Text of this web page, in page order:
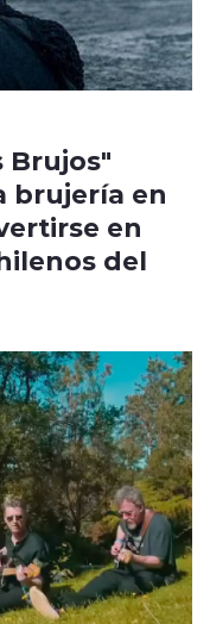
Brujos"
brujería en
en
del